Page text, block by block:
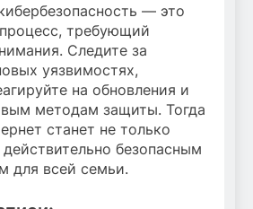
— это
требующий
Следите за
уязвимостях,
на обновления и
методам защиты. Тогда
станет не только
безопасным
для всей семьи.